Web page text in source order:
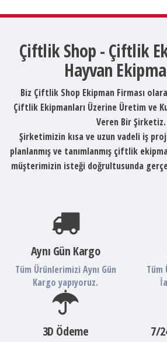
Çiftlik Shop - Çiftlik
Hayvan
Biz Çiftlik Shop Ekipman Firması
Çiftlik Ekipmanları Üzerine Üretim ve
Veren Bir Şirketiz.
Şirketimizin kısa ve uzun vadeli iş
planlanmış ve tanımlanmış çiftlik
müşterimizin isteği doğrultusunda
Aynı Gün Kargo
Tüm Ürünlerimizi Aynı Gün
Kargo yapıyoruz.
Tüm
3D Ödeme 7/